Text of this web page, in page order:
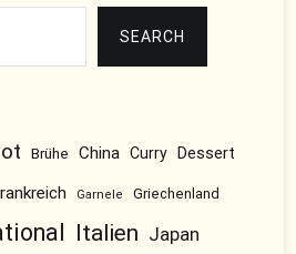
SEARCH
Brühe China Curry Dessert
Garnele Griechenland
Italien Japan